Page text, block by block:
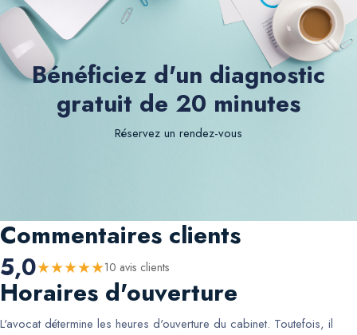
Bénéficiez d'un diagnostic
gratuit de 20 minutes
Réservez un rendez-vous
Commentaires clients
5,0★★★★★10 avis clients
Horaires d'ouverture
L'avocat détermine les heures d'ouverture du cabinet. Toutefois, il